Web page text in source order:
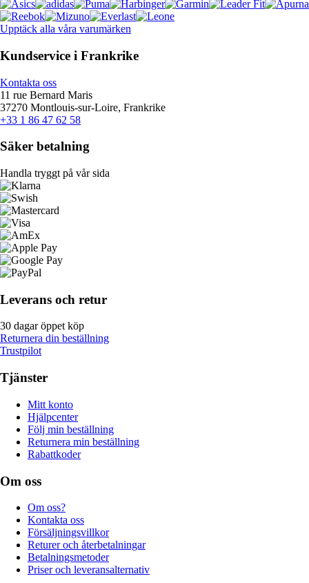
Upptäck alla våra varumärken
Kundservice i Frankrike
Kontakta oss
11 rue Bernard Maris
37270 Montlouis-sur-Loire, Frankrike
+33 1 86 47 62 58
Säker betalning
Handla tryggt på vår sida
Leverans och retur
30 dagar öppet köp
Returnera din beställning
Trustpilot
Tjänster
Mitt konto
Hjälpcenter
Följ min beställning
Returnera min beställning
Rabattkoder
Om oss
Om oss?
Kontakta oss
Försäljningsvillkor
Returer och återbetalningar
Betalningsmetoder
Priser och leveransalternativ